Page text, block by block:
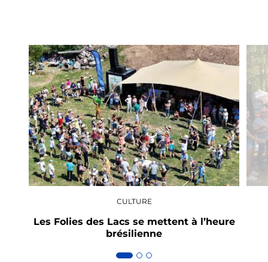
CULTURE
Les Folies des Lacs se mettent à l’heure
brésilienne